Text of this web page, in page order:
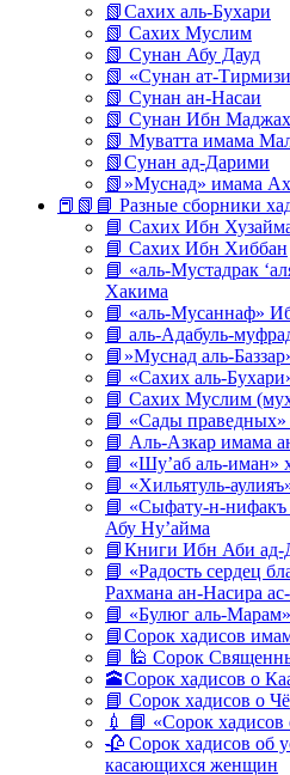
📗Сахих аль-Бухари
📗 Сахих Муслим
📗 Сунан Абу Дауд
📗 «Сунан ат-
📗 Сунан ан-Насаи
📗 Сунан Ибн Маджах
📗 Муватта имама
📗Сунан ад-Дарими
📗»Муснад» имама
📕📗📘 Разные сборники
📘 Сахих Ибн
📘 Сахих Ибн Хиббан
📘 «аль-Мустадрак
Хакима
📘 «аль-Мусаннаф»
📘 аль-Адабуль-
📘»Муснад аль-
📘 «Сахих аль-
📘 Сахих Муслим
📘 «Сады
📘 Аль-Азкар имама
📘 «Шу’аб аль-иман»
📘 «Хильятуль-
📘 «Сыфату-н-нифакъ
Абу Ну’айма
📘Книги Ибн Аби ад-
📘 «Радость сердец
Рахмана ан-Насира
📘 «Булюг аль-
📘Сорок хадисов
📘 🕌 Сорок
🕋Сорок хадисов о
📘 Сорок хадисов о
💉 📘 «Сорок
🥀 Сорок хадисов об
касающихся женщин